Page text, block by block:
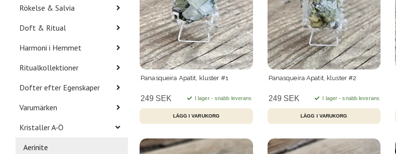
Rökelse & Salvia
Doft & Ritual
Harmoni i Hemmet
Ritualkollektioner
Dofter efter Egenskaper
Varumärken
Kristaller A-Ö
Aerinite
Panasqueira Apatit, kluster #1
249 SEK I lager - snabb leverans
Panasqueira Apatit, kluster #2
249 SEK I lager - snabb leverans